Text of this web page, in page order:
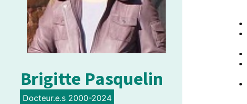
Brigitte Pasquelin
Docteur.e.s 2000-2024